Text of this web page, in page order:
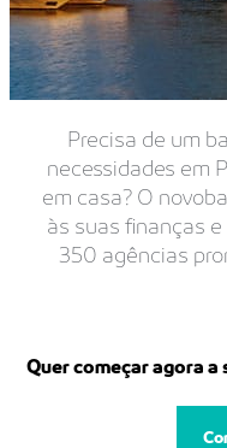
Precisa de um
necessidades em
em casa? O
às suas finanças
350 agências
Quer começar agora